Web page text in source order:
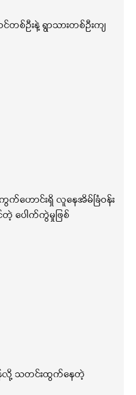
စ်ဦးနဲ့ ရွာသားတစ်ဦးကျ
က်ဟောင်းရှိ လူနေအိမ်ခြံဝန်း
ပေါက်ကွဲမှုဖြစ်
လို့ သတင်းထွက်နေတဲ့